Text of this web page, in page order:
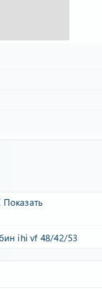
Показать
ihi vf 48/42/53